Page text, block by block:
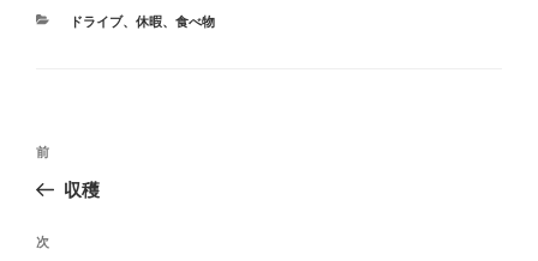
カ
ドライブ、 休暇、 食べ物
投
ビ
前
の
稿
前
収穫
次
次